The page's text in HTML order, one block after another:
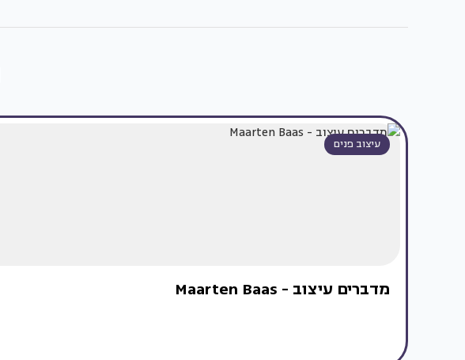
עיצוב פנים
מדברים עיצוב - Maarten Baas